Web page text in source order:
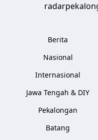
Berita
Nasional
Internasional
Jawa Tengah & DIY
Pekalongan
Batang